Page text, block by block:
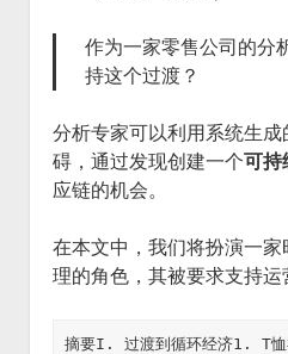
作为一家零售公司的分
持这个过渡？
分析专家可以利用系统生
碍，通过发现创建一个可持
应链的机会。
在本文中，我们将扮演一
理的角色，其被要求支持运
摘要I. 过渡到循环经济1. T恤